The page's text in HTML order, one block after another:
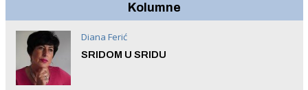
Kolumne
Diana Ferić
SRIDOM U SRIDU